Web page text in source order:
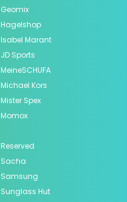
Geomix
Hagelshop
Isabel Marant
JD Sports
MeineSCHUFA
Michael Kors
Mister Spex
Momox
Reserved
Sacha
Samsung
Sunglass Hut